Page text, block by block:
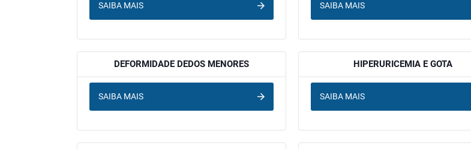
SAIBA MAIS SAIBA MAIS
DEFORMIDADE DEDOS MENORES
SAIBA MAIS
HIPERURICEMIA E GOTA
SAIBA MAIS